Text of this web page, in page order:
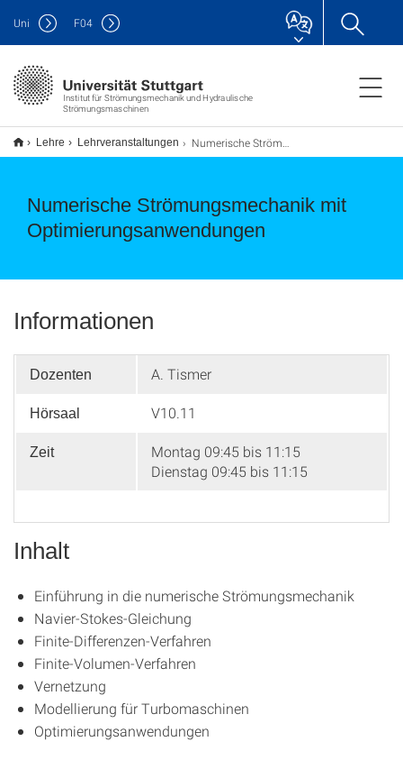
Institut für Strömungsmechanik und Hydraulische
Strömungsmaschinen
Uni F04
Lehre Lehrveranstaltungen Numerische Strömungsmechanik
Numerische Strömungsmechanik mit
Optimierungsanwendungen
Informationen
Dozenten A. Tismer
Hörsaal V10.11
Zeit
Montag 09:45 bis 11:15
Dienstag 09:45 bis 11:15
Inhalt
Einführung in die numerische Strömungsmechanik
Navier-Stokes-Gleichung
Finite-Differenzen-Verfahren
Finite-Volumen-Verfahren
Vernetzung
Modellierung für Turbomaschinen
Optimierungsanwendungen